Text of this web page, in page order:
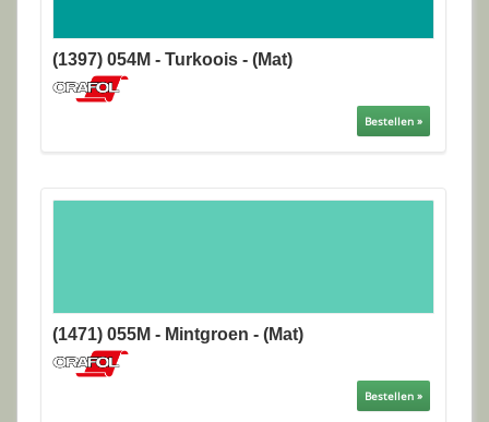
(1397) 054M - Turkoois - (Mat)
Bestellen »
(1471) 055M - Mintgroen - (Mat)
Bestellen »